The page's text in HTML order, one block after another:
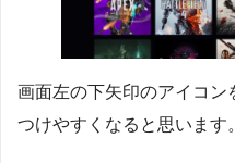
画面左の下矢印のアイコン
つけやすくなると思います。